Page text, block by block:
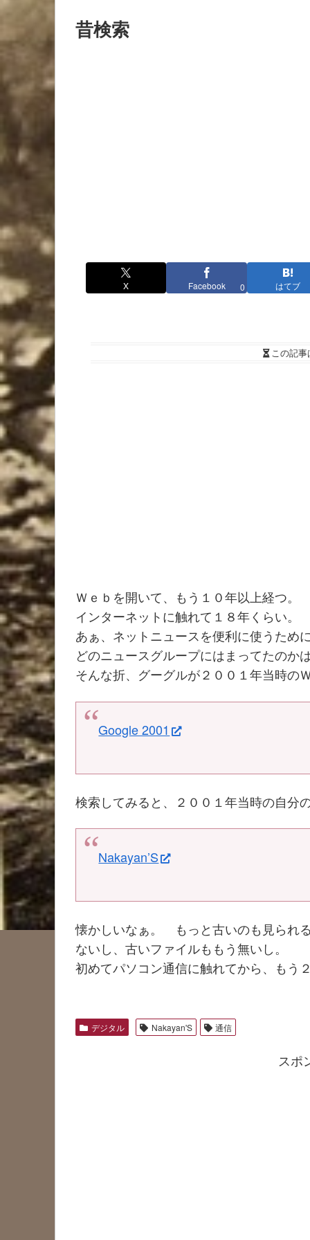
昔検索
X Facebook 0 はてブ
この記事
Ｗｅｂを開いて、もう１０年以上経つ。
インターネットに触れて１８年くらい。
あぁ、ネットニュースを便利に使うた
どのニュースグループにはまってたのか
そんな折、グーグルが２００１年当時の
Google 2001
検索してみると、２００１年当時の自分
Nakayan’S
懐かしいなぁ。 もっと古いのも見られ
ないし、古いファイルももう無いし。
初めてパソコン通信に触れてから、も
デジタル Nakayan'S 通信
スポ